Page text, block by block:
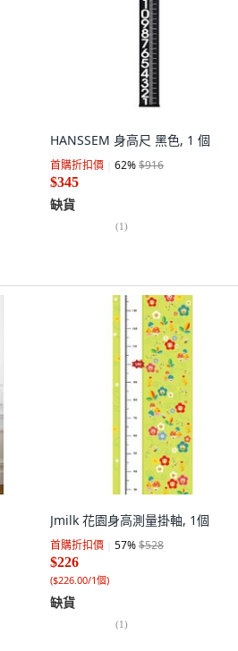
HANSSEM 身高尺 黑色, 1 個
首購折扣價 62%$916
$345
缺貨
(1)
Jmilk 花園身高測量掛軸, 1個
首購折扣價 57%$528
$226
($226.00/1個)
缺貨
(1)